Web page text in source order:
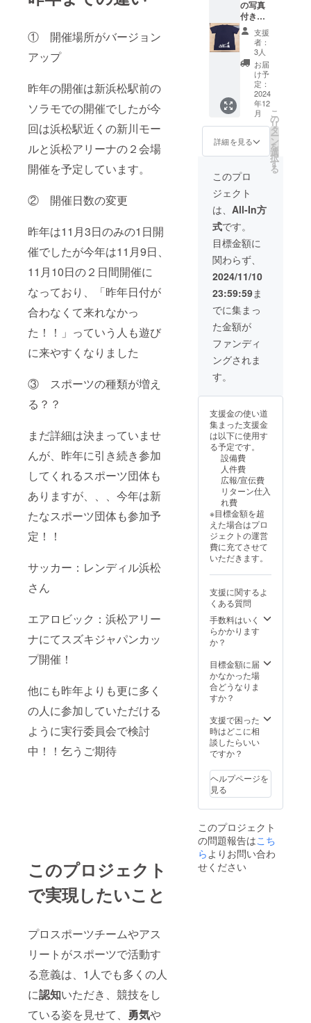
① 開催場所がバージョン
アップ
昨年の開催は新浜松駅前の
ソラモでの開催でしたが今
回は浜松駅近くの新川モー
ルと浜松アリーナの２会場
開催を予定しています。
② 開催日数の変更
昨年は11月3日のみの1日開
催でしたが今年は11月9日、
11月10日の２日間開催に
なっており、「昨年日付が
合わなくて来れなかっ
た！！」っていう人も遊び
に来やすくなりました
③ スポーツの種類が増え
る？？
まだ詳細は決まっていませ
んが、昨年に引き続き参加
してくれるスポーツ団体も
ありますが、、、今年は新
たなスポーツ団体も参加予
定！！
サッカー：レンディル浜松
さん
エアロビック：浜松アリー
ナにてスズキジャパンカッ
プ開催！
他にも昨年よりも更に多く
の人に参加していただける
ように実行委員会で検討
中！！乞うご期待
このプロジェクト
で実現したいこと
プロスポーツチームやアス
リートがスポーツで活動す
る意義は、1人でも多くの人
に認知いただき、競技をし
ている姿を見せて、 勇気や
のセッ
トにな
りま
す！ 侍
がス
ポーツ
をして
いる
シュー
ルなデ
ザイン
に気に
入るこ
し！
【EDO
デザイ
ンオリ
ジナル
ステッ
カー 】
種類は
ランダ
ムとな
りま
す。サ
イズ約
10cm×
10cmサ
イズに
なりま
す。
ンオリ
ジナル
ポスト
カー
ド】 デ
ザイン
は1種類
のみ。
サイズ
はハガ
キサイ
ズにな
りま
す。
の写真
付き
メール
②EDO
デザイ
ンオリ
ジナル
ステッ
カー ③
まちス
ポコラ
ボTシャ
ツ
【EDO
デザイ
ンオリ
ジナル
ステッ
カー】
種類は
ランダ
ムとな
りま
す。サ
イズ約
10cm×
10cmサ
イズに
なりま
す。
【Tシャ
ツのデ
ザイ
カ
まちス
ポコラ
ボTシャ
ツ … サ
イズは
［S・
M・L・
XL］か
択、カ
ラーは
［ベー
ジュ、
ネイ
ビー、
ク］に
なりま
す。素
材は
コット
す。 侍
×スポー
ツがモ
チーフ
テッ
カーとT
シャツ
のセッ
りま
す！ 侍
がス
ポーツ
いる
シュー
ルなデ
ザイン
に気に
支援
者：
3人
お届
け予
定：
2024
年12
月
詳細を見る
こ
の
リ
タ
ー
ン
を
選
択
す
る
このプロ
ジェクト
は、 All-In方
式です。
目標金額に
関わらず、
2024/11/10
23:59:59ま
でに集まっ
た金額が
ファンディ
ングされま
す。
支援金の使い道
集まった支援金
は以下に使用す
る予定です。
設備費
人件費
広報/宣伝費
リターン仕入
れ費
※目標金額を超
えた場合はプロ
ジェクトの運営
費に充てさせて
いただきます。
支援に関するよ
くある質問
手数料はいく
らかかります
か？
目標金額に届
かなかった場
合どうなりま
すか？
支援で困った
時はどこに相
談したらいい
ですか？
ヘルプページを
見る
このプロジェクト
の問題報告はこち
らよりお問い合わ
せください